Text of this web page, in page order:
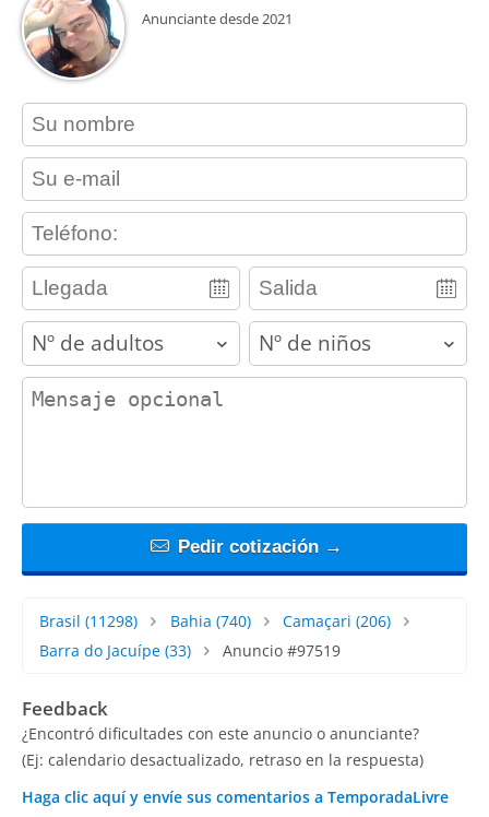
Anunciante desde 2021
contact_name
contact_email
contact_phone
adults children
contact_message
Pedir cotización →
Brasil (11298) Bahia (740) Camaçari (206)
Barra do Jacuípe (33) Anuncio #97519
Feedback
¿Encontró dificultades con este anuncio o anunciante?
(Ej: calendario desactualizado, retraso en la respuesta)
Haga clic aquí y envíe sus comentarios a TemporadaLivre